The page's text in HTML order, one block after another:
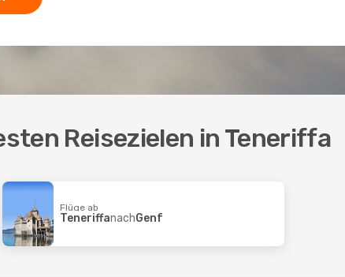
Reisezielen in Teneriffa
Flüge ab
TeneriffanachGenf